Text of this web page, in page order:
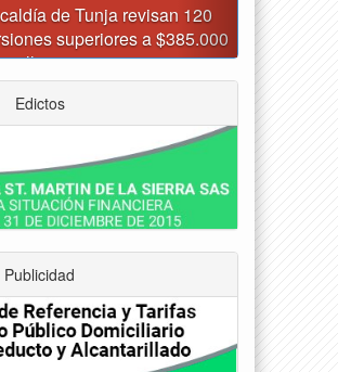
nuevo secretario de Medio
de Tunja
Edictos
Publicidad